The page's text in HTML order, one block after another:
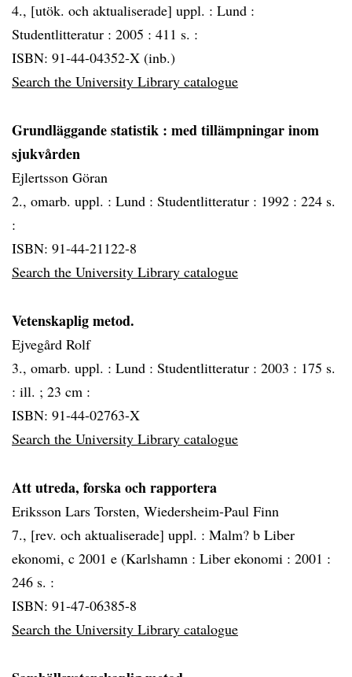
4., [utök. och aktualiserade] uppl. : Lund :
Studentlitteratur : 2005 : 411 s. :
ISBN: 91-44-04352-X (inb.)
Search the University Library catalogue
Grundläggande statistik : med tillämpningar inom
sjukvården
Ejlertsson Göran
2., omarb. uppl. : Lund : Studentlitteratur : 1992 : 224 s.
:
ISBN: 91-44-21122-8
Search the University Library catalogue
Vetenskaplig metod.
Ejvegård Rolf
3., omarb. uppl. : Lund : Studentlitteratur : 2003 : 175 s.
: ill. ; 23 cm :
ISBN: 91-44-02763-X
Search the University Library catalogue
Att utreda, forska och rapportera
Eriksson Lars Torsten, Wiedersheim-Paul Finn
7., [rev. och aktualiserade] uppl. : Malm? b Liber
ekonomi, c 2001 e (Karlshamn : Liber ekonomi : 2001 :
246 s. :
ISBN: 91-47-06385-8
Search the University Library catalogue